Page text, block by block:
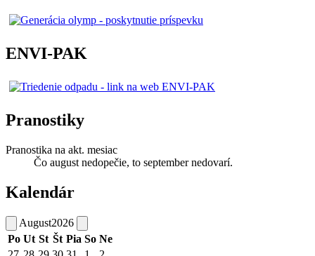
ENVI-PAK
Pranostiky
Pranostika na akt. mesiac
Čo august nedopečie, to september nedovarí.
Kalendár
August2026
Po Ut St Št Pia So Ne